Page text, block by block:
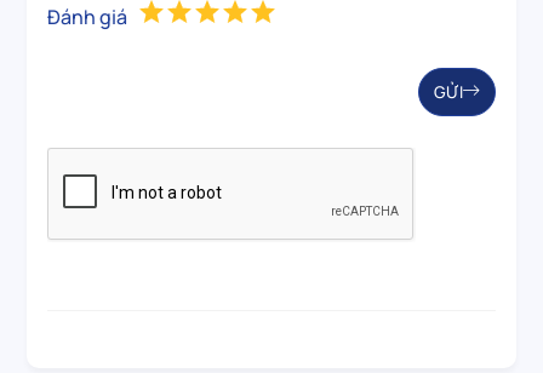
Đánh giá
GỬI